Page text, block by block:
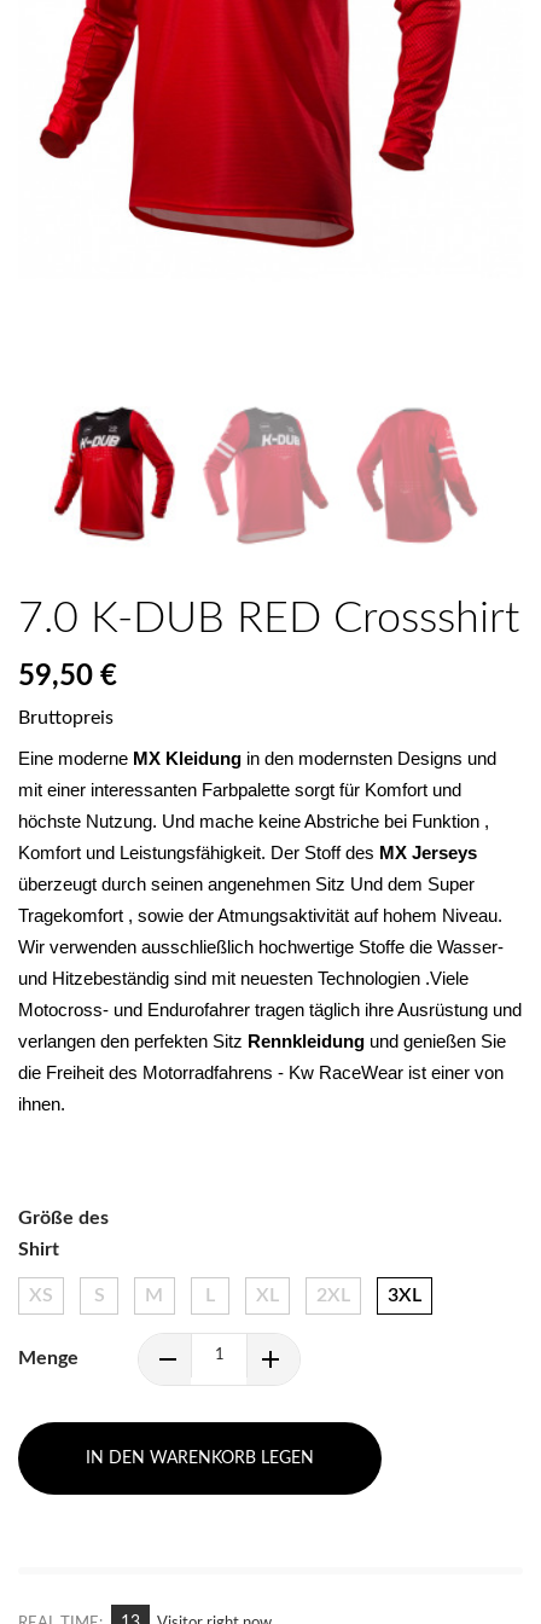
7.0 K-DUB RED Crossshirt
59,50 €
Bruttopreis
Eine moderne MX Kleidung in den modernsten Designs und
mit einer interessanten Farbpalette sorgt für Komfort und
höchste Nutzung. Und mache keine Abstriche bei Funktion ,
Komfort und Leistungsfähigkeit. Der Stoff des MX Jerseys
überzeugt durch seinen angenehmen Sitz Und dem Super
Tragekomfort , sowie der Atmungsaktivität auf hohem Niveau.
Wir verwenden ausschließlich hochwertige Stoffe die Wasser-
und Hitzebeständig sind mit neuesten Technologien .Viele
Motocross- und Endurofahrer tragen täglich ihre Ausrüstung und
verlangen den perfekten Sitz Rennkleidung und genießen Sie
die Freiheit des Motorradfahrens - Kw RaceWear ist einer von
ihnen.
Größe des
Shirt
XS S M L XL 2XL 3XL
Menge
IN DEN WARENKORB LEGEN